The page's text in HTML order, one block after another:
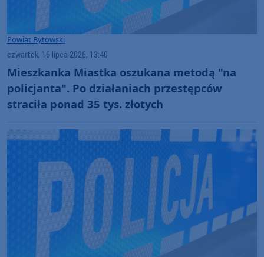
Powiat Bytowski
czwartek, 16 lipca 2026, 13:40
Mieszkanka Miastka oszukana metodą "na
policjanta". Po działaniach przestępców
straciła ponad 35 tys. złotych